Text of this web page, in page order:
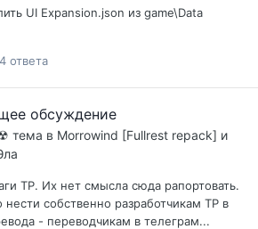
UI Expansion.json из game\Data
ответа
обсуждение
тема в Morrowind [Fullrest repack] и
ТР. Их нет смысла сюда рапортовать.
нести собственно разработчикам ТР в
- переводчикам в телеграм...